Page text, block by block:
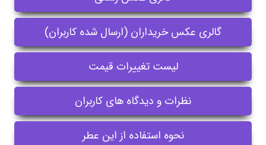
گالری عکس خریداران (ارسال شده کاربران)
لیست تغییرات قیمت
نظرات و دیدگاه های کاربران
نحوه استفاده از این عطر